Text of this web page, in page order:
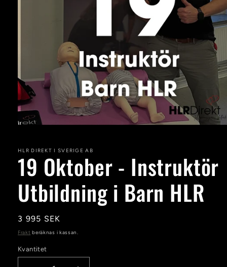
i
modalfönster
HLR DIREKT I SVERIGE AB
19 Oktober - Instruktör
Utbildning i Barn HLR
Ordinarie
pris
3 995 SEK
Frakt beräknas i kassan.
Kvantitet
Kvantitet